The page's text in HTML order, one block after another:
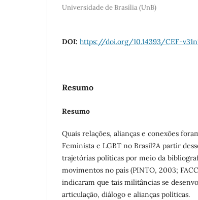
Universidade de Brasília (UnB)
DOI: https://doi.org/10.14393/CEF-
Resumo
Resumo
Quais relações, alianças e conexões
Feminista e LGBT no Brasil?A partir
trajetórias políticas por meio da
movimentos no país (PINTO, 2003;
indicaram que tais militâncias se
articulação, diálogo e alianças políticas.